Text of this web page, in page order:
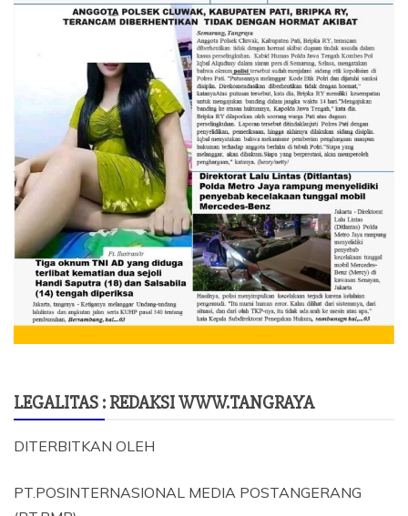
LEGALITAS : REDAKSI WWW.TANGRAYA
DITERBITKAN OLEH
PT.POSINTERNASIONAL MEDIA POSTANGERANG